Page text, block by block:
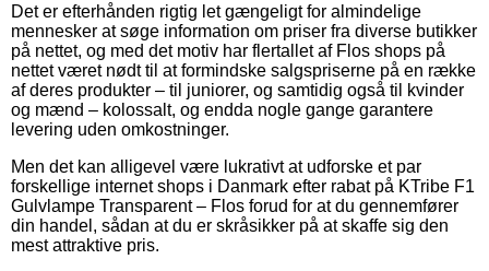
Det er efterhånden rigtig let gængeligt for almindelige
mennesker at søge information om priser fra diverse butikker
på nettet, og med det motiv har flertallet af Flos shops på
nettet været nødt til at formindske salgspriserne på en række
af deres produkter – til juniorer, og samtidig også til kvinder
og mænd – kolossalt, og endda nogle gange garantere
levering uden omkostninger.
Men det kan alligevel være lukrativt at udforske et par
forskellige internet shops i Danmark efter rabat på KTribe F1
Gulvlampe Transparent – Flos forud for at du gennemfører
din handel, sådan at du er skråsikker på at skaffe sig den
mest attraktive pris.